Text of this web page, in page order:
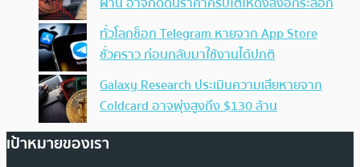
ทั่วโลกช็อก Telegram หายจาก App Store
ชั่วคราว ก่อนกลับมาใช้งานได้ปกติ
Galaxy Research ประเมินความเสียหายจาก
Coldcard อาจพุ่งสูงถึง $130 ล้าน
เป้าหมายของเรา